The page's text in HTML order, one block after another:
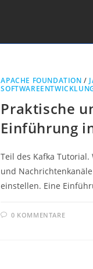
APACHE FOUNDATION /
Praktische
Einführung
Teil des Kafka
und
einstellen. Eine
0 KOMMENTARE